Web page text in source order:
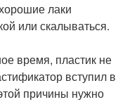
лаки
или скалываться.
время, пластик не
вступил в
причины нужно